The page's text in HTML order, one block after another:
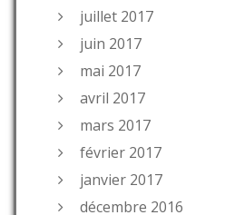
juillet 2017
juin 2017
mai 2017
avril 2017
mars 2017
février 2017
janvier 2017
décembre 2016